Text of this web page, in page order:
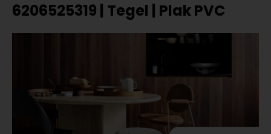
6206525319 | Tegel | Plak PVC